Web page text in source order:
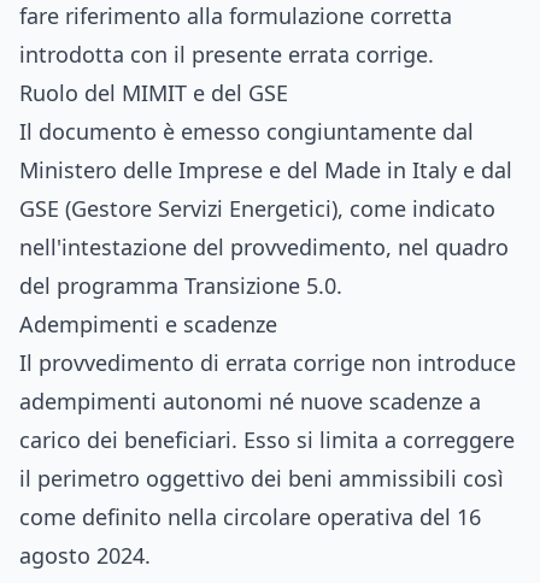
fare riferimento alla formulazione corretta
introdotta con il presente errata corrige.
Ruolo del MIMIT e del GSE
Il documento è emesso congiuntamente dal
Ministero delle Imprese e del Made in Italy e dal
GSE (Gestore Servizi Energetici), come indicato
nell'intestazione del provvedimento, nel quadro
del programma Transizione 5.0.
Adempimenti e scadenze
Il provvedimento di errata corrige non introduce
adempimenti autonomi né nuove scadenze a
carico dei beneficiari. Esso si limita a correggere
il perimetro oggettivo dei beni ammissibili così
come definito nella circolare operativa del 16
agosto 2024.